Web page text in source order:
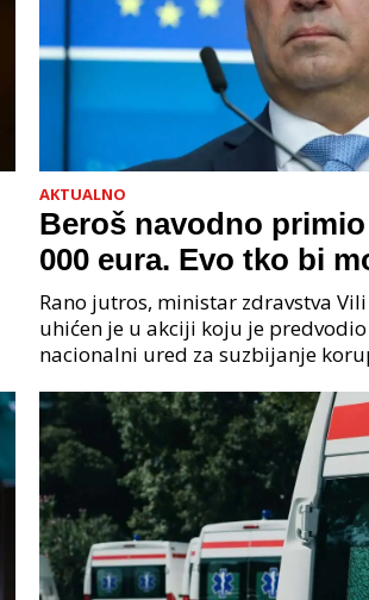
AKTUALNO
Beroš navodno
000 eura. Evo tko bi
na čelu zločinačkog
Rano jutros, ministar zdravstva Vili
uhićen je u akciji koju je
nacionalni ured za suzbijanje
priopćenju USKOK